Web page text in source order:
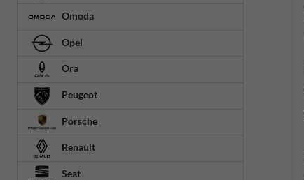
Omoda
Opel
Ora
Peugeot
Porsche
Renault
Seat